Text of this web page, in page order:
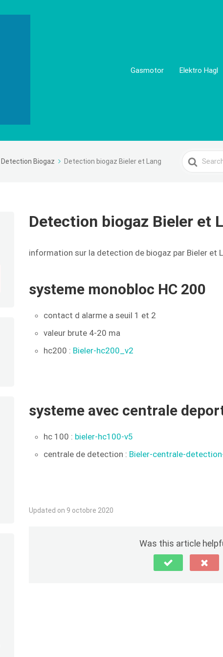
Gasmotor Elektro Hagl
Detection Biogaz Detection biogaz Bieler et Lang
Search
For
Detection biogaz Bieler et
information sur la detection de biogaz par Bieler et
systeme monobloc HC 200
contact d alarme a seuil 1 et 2
valeur brute 4-20 ma
hc200 : Bieler-hc200_v2
systeme avec centrale
hc 100 : bieler-hc100-v5
centrale de detection : Bieler-centrale-
Updated on 9 octobre 2020
Was this article